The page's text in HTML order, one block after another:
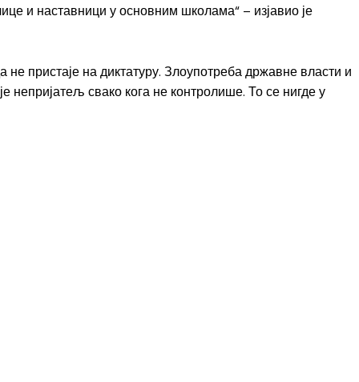
и наставници у основним школама“ – изјавио је
не пристаје на диктатуру. Злоупотреба државне власти и
непријатељ свако кога не контролише. То се нигде у